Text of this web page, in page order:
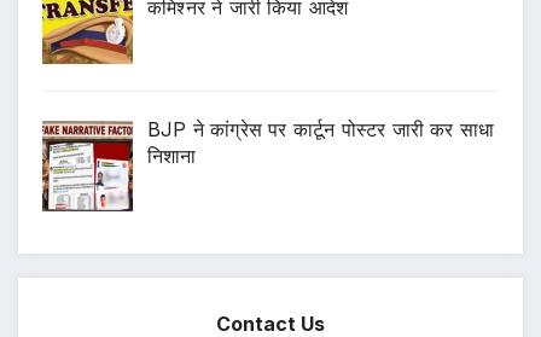
कमिश्नर ने जारी किया आदेश
BJP ने कांग्रेस पर कार्टून पोस्टर जारी कर साधा
निशाना
Contact Us